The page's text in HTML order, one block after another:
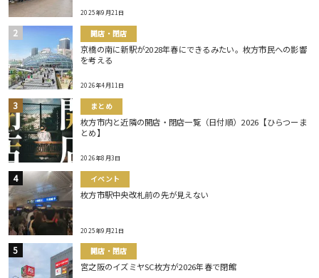
2025年9月21日
開店・閉店
京橋の南に新駅が2028年春にできるみたい。枚方市民への影響
を考える
2026年4月11日
まとめ
枚方市内と近隣の開店・閉店一覧（日付順）2026【ひらつーま
とめ】
2026年8月3日
イベント
枚方市駅中央改札前の先が見えない
2025年9月21日
開店・閉店
宮之阪のイズミヤSC枚方が2026年春で閉館